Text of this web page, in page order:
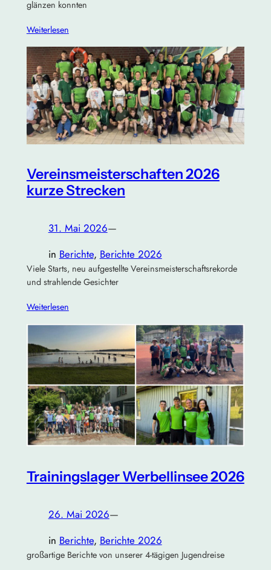
glänzen konnten
Weiterlesen
Vereinsmeisterschaften 2026
kurze Strecken
31. Mai 2026—
in Berichte, Berichte 2026
Viele Starts, neu aufgestellte Vereinsmeisterschaftsrekorde
und strahlende Gesichter
Weiterlesen
Trainingslager Werbellinsee 2026
26. Mai 2026—
in Berichte, Berichte 2026
großartige Berichte von unserer 4-tägigen Jugendreise